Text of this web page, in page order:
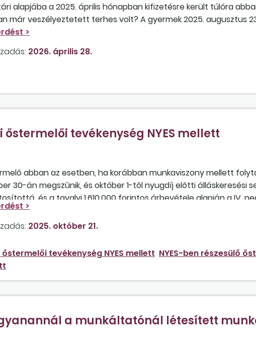
alapjába a 2025. április hónapban kifizetésre került túlóra
már veszélyeztetett terhes volt? A gyermek 2025. augusztus
február 6-ig tartott, irányadó időszak: 2024. január 1. – 2025.
31. A rendkívüli munkavégzés díjazása a CSED alapjába
irányadó időszak: 2024. 01. 01. – 2025. 11. 30.; számítási időszak:
2026. április 28.
tevékenység NYES mellett
abban az esetben, ha korábban munkaviszony mellett
30-án megszűnik, és október 1-től nyugdíj előtti álláskeresési
és a tavalyi 1.610.000 forintos árbevétele alapján a IV.
4 = 60.375 forint összegben állapítja meg? Ez évi bevétele
hozzájárulási adót nem kell fizetnie.
2025. október 21.
tevékenység NYES mellett NYES-ben részesülő
a munkáltatónál létesített